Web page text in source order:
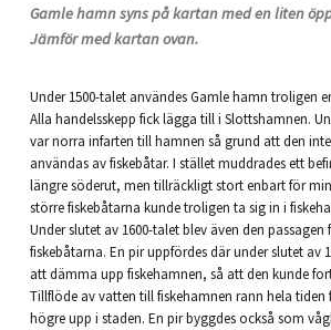
Gamle hamn syns på kartan med en liten
Jämför med kartan ovan.
Under 1500-talet användes Gamle hamn troligen
Alla handelsskepp fick lägga till i Slottshamnen.
var norra infarten till hamnen så grund att den
användas av fiskebåtar. I stället muddrades ett
längre söderut, men tillräckligt stort enbart för
större fiskebåtarna kunde troligen ta sig in i
Under slutet av 1600-talet blev även den
fiskebåtarna. En pir uppfördes där under slutet av
att dämma upp fiskehamnen, så att den kunde
Tillflöde av vatten till fiskehamnen rann hela tiden
högre upp i staden. En pir byggdes också som